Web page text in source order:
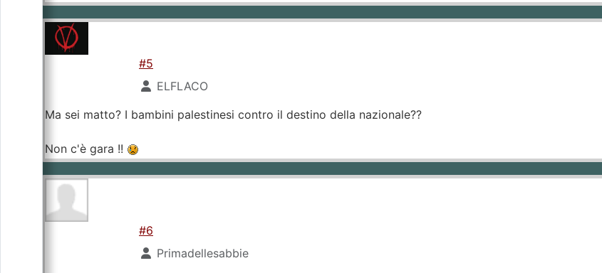
#5
ELFLACO
Ma sei matto? I bambini palestinesi contro il destino della nazionale??
Non c'è gara !!
#6
Primadellesabbie